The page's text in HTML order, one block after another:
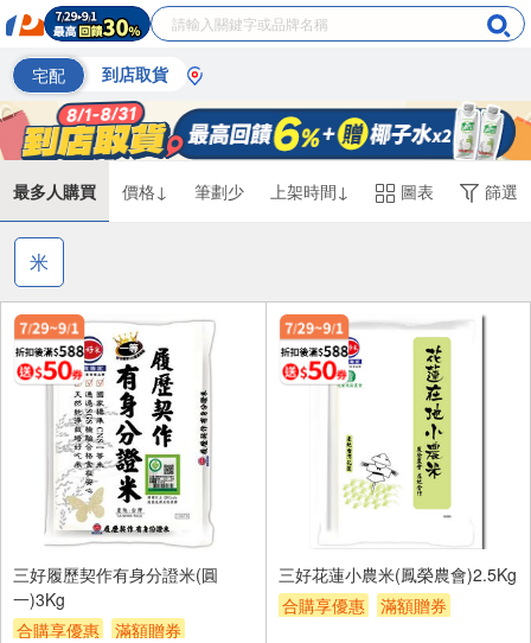
宅配 到店取貨
最多人購買 價格↓ 筆劃少 上架時間↓ 圖表 篩選
米
三好履歷契作有身分證米(圓
一)3Kg
合購享優惠
滿額贈券
三好花蓮小農米(鳳榮農會)2.5Kg
合購享優惠
滿額贈券